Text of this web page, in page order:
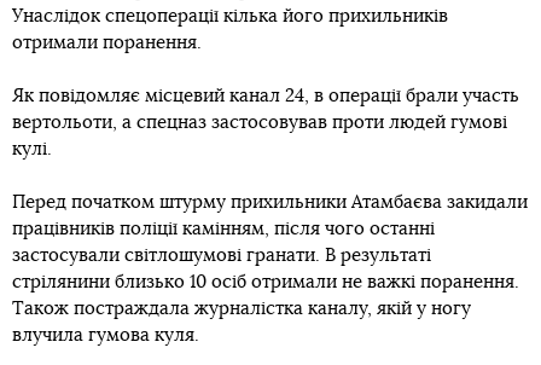
Унаслідок спецоперації кілька його прихильників
отримали поранення.
Як повідомляє місцевий канал 24, в операції брали участь
вертольоти, а спецназ застосовував проти людей гумові
кулі.
Перед початком штурму прихильники Атамбаєва закидали
працівників поліції камінням, після чого останні
застосували світлошумові гранати. В результаті
стрілянини близько 10 осіб отримали не важкі поранення.
Також постраждала журналістка каналу, якій у ногу
влучила гумова куля.